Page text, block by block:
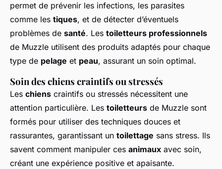
permet de prévenir les infections, les parasites
comme les tiques, et de détecter d’éventuels
problèmes de santé. Les toiletteurs professionnels
de Muzzle utilisent des produits adaptés pour chaque
type de pelage et peau, assurant un soin optimal.
Soin des chiens craintifs ou stressés
Les chiens craintifs ou stressés nécessitent une
attention particulière. Les toiletteurs de Muzzle sont
formés pour utiliser des techniques douces et
rassurantes, garantissant un toilettage sans stress. Ils
savent comment manipuler ces animaux avec soin,
créant une expérience positive et apaisante.